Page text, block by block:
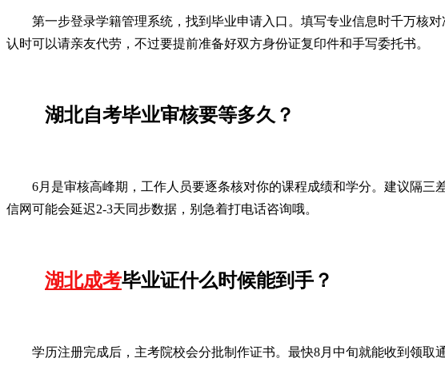
第一步登录学籍管理系统，找到毕业申请入口。填写专业信息时千万核
认时可以请亲友代劳，不过要提前准备好双方身份证复印件和手写委托书。
湖北自考毕业审核要等多久？
6月是审核高峰期，工作人员要逐条核对你的课程成绩和学分。建议隔
信网可能会延迟2-3天同步数据，别急着打电话咨询哦。
湖北成考毕业证什么时候能到手？
学历注册完成后，主考院校会分批制作证书。最快8月中旬就能收到领